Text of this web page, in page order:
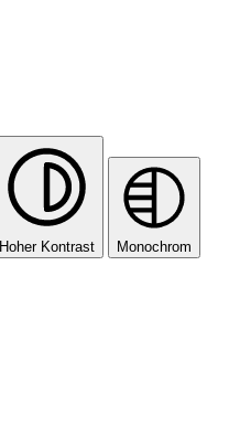
Hoher Kontrast Monochrom